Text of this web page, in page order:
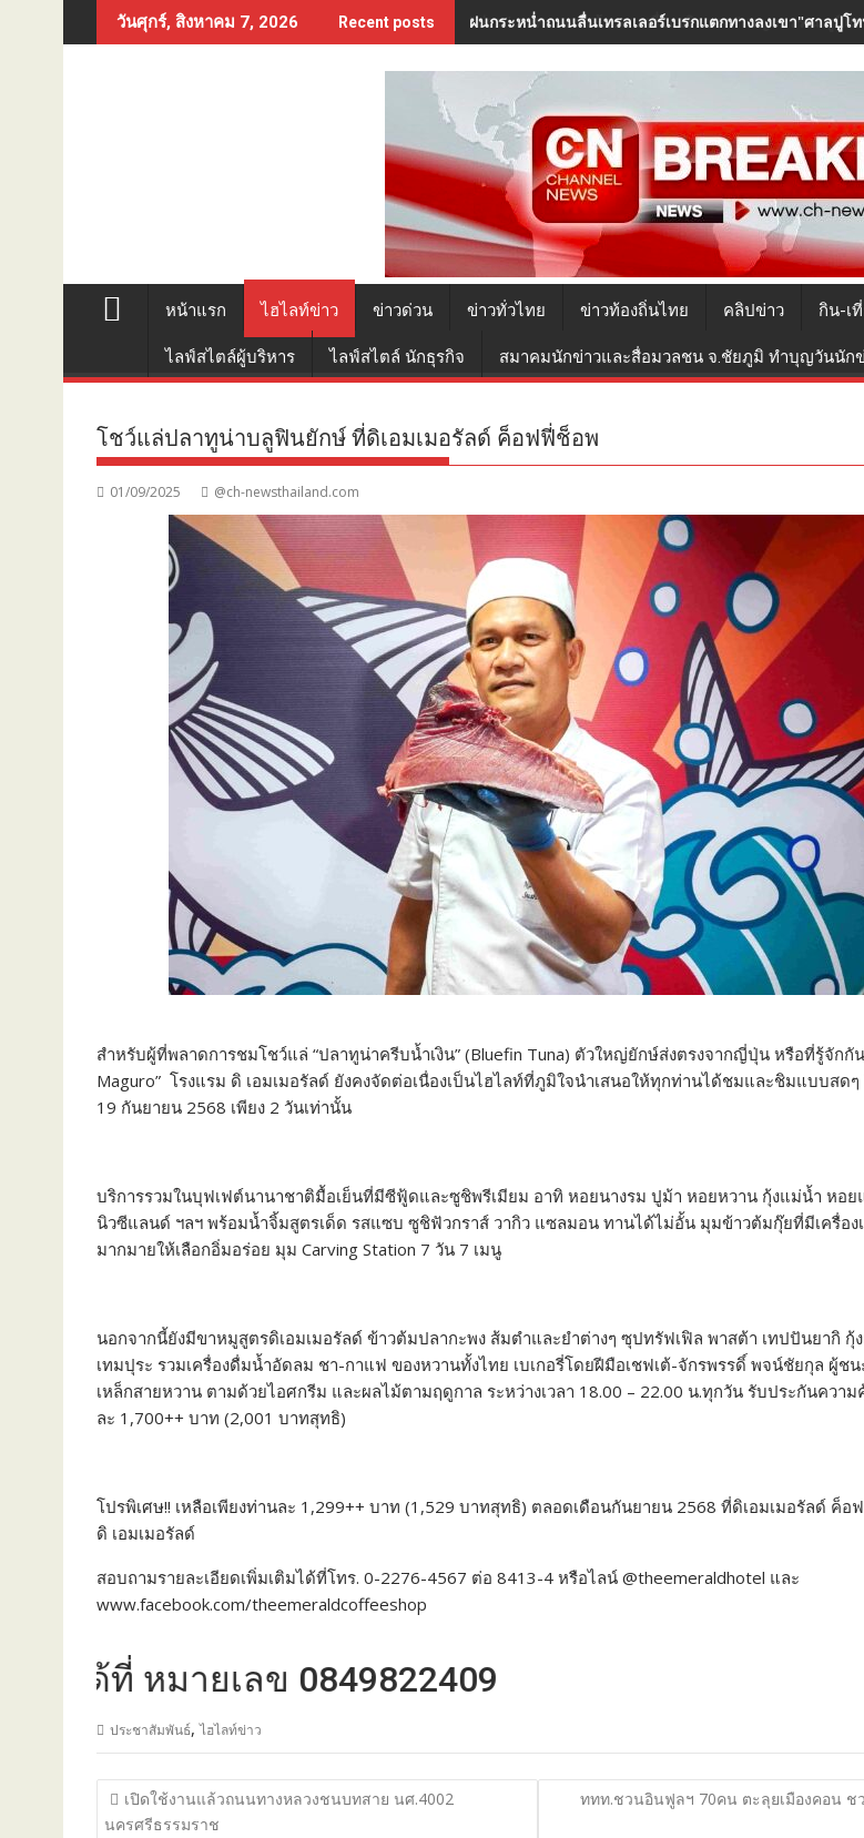
to
วันศุกร์, สิงหาคม 7, 2026 Recent posts ฝนกระหน่ำถนนลื่นเทรลเลอร์เบรกแตกทางลงเขา"ศาลปูโ
หน้าแรก ไฮไลท์ข่าว ข่าวด่วน ข่าวทั่วไทย ข่าวท้องถิ่นไทย คลิปข่าว กิน-เ
ไลฟ์สไตล์ผู้บริหาร ไลฟ์สไตล์ นักธุรกิจ สมาคมนักข่าวและสื่อมวลชน จ.ชัยภูมิ ทำบุญวันนักข่
โชว์แล่ปลาทูน่าบลูฟินยักษ์ ที่ดิเอมเมอรัลด์ ค็อฟฟี่ช็อพ
01/09/2025 @ch-newsthailand.com
สำหรับผู้ที่พลาดการชมโชว์แล่ “ปลาทูน่าครีบน้ำเงิน” (Bluefin Tuna) ตัวใหญ่ยักษ์ส่งตรงจากญี่ปุ่น หรือที่รู้จักกั
Maguro” โรงแรม ดิ เอมเมอรัลด์ ยังคงจัดต่อเนื่องเป็นไฮไลท์ที่ภูมิใจนำเสนอให้ทุกท่านได้ชมและชิมแบบสด
19 กันยายน 2568 เพียง 2 วันเท่านั้น
บริการรวมในบุฟเฟต์นานาชาติมื้อเย็นที่มีซีฟู้ดและซูชิพรีเมียม อาทิ หอยนางรม ปูม้า หอยหวาน กุ้งแม่น้ำ หอย
นิวซีแลนด์ ฯลฯ พร้อมน้ำจิ้มสูตรเด็ด รสแซบ ซูชิฟัวกราส์ วากิว แซลมอน ทานได้ไม่อั้น มุมข้าวต้มกุ๊ยที่มีเครื่อง
มากมายให้เลือกอิ่มอร่อย มุม Carving Station 7 วัน 7 เมนู
นอกจากนี้ยังมีขาหมูสูตรดิเอมเมอรัลด์ ข้าวต้มปลากะพง ส้มตำและยำต่างๆ ซุปทรัฟเฟิล พาสต้า เทปปันยากิ กุ้
เทมปุระ รวมเครื่องดื่มน้ำอัดลม ชา-กาแฟ ของหวานทั้งไทย เบเกอรี่โดยฝีมือเชฟเต้-จักรพรรดิ์ พจน์ชัยกุล ผู้ชน
เหล็กสายหวาน ตามด้วยไอศกรีม และผลไม้ตามฤดูกาล ระหว่างเวลา 18.00 – 22.00 น.ทุกวัน รับประกันควา
ละ 1,700++ บาท (2,001 บาทสุทธิ)
โปรพิเศษ!! เหลือเพียงท่านละ 1,299++ บาท (1,529 บาทสุทธิ) ตลอดเดือนกันยายน 2568 ที่ดิเอมเมอรัลด์ ค็อ
ดิ เอมเมอรัลด์
สอบถามรายละเอียดเพิ่มเติมได้ที่โทร. 0-2276-4567 ต่อ 8413-4 หรือไลน์ @theemeraldhotel และ
www.facebook.com/theemeraldcoffeeshop
ที่ หมายเลข 0849822409
ประชาสัมพันธ์,ไฮไลท์ข่าว
แนะแนว
เรื่อง
เปิดใช้งานแล้วถนนทางหลวงชนบทสาย นศ.4002
นครศรีธรรมราช
ททท.ชวนอินฟูลฯ 70คน ตะลุยเมืองคอน ช